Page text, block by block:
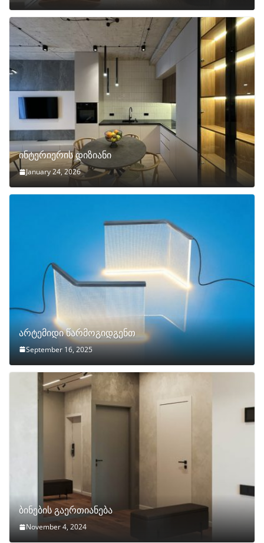
ინტერიერის დიზიანი
January 24, 2026
არტემიდი წარმოგიდგენთ
September 16, 2025
ბინების გაერთიანება
November 4, 2024